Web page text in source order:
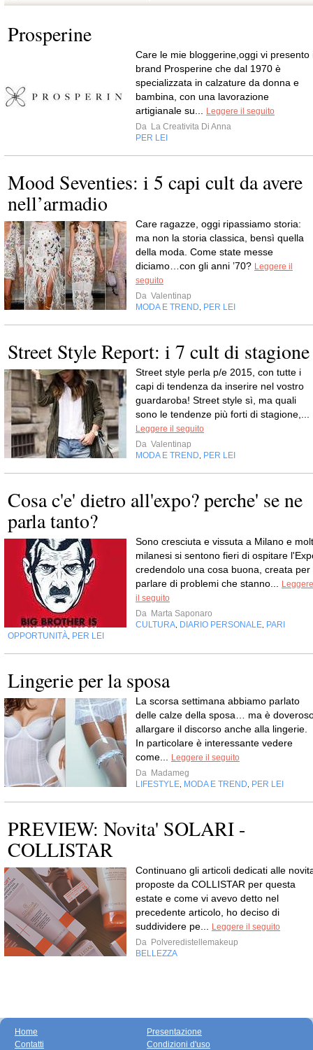
Prosperine
Care le mie bloggerine,oggi vi presento
brand Prosperine che dal 1970 è
specializzata in calzature da donna e
bambina, con una lavorazione
artigianale su...
Leggere il seguito
Da La Creativita Di Anna
PER LEI
Mood Seventies: i 5 capi cult da avere
nell’armadio
Care ragazze, oggi ripassiamo storia:
ma non la storia classica, bensì quella
della moda. Come state messe
diciamo…con gli anni ’70? Leggere il
seguito
Da Valentinap
MODA E TREND
PER LEI
Street Style Report: i 7 cult di stagione
Street style perla p/e 2015, con tutte i
capi di tendenza da inserire nel vostro
guardaroba! Street style sì, ma quali
sono le tendenze più forti di stagione,...
Leggere il seguito
Da Valentinap
MODA E TREND
PER LEI
Cosa c'e' dietro all'expo? perche' se ne
parla tanto?
Sono cresciuta e vissuta a Milano e
milanesi si sentono fieri di ospitare
credendolo una cosa buona, creata per
parlare di problemi che stanno...
Leggere
il seguito
Da Marta Saponaro
CULTURA DIARIO PERSONALE PARI
OPPORTUNITÀ PER LEI
Lingerie per la sposa
La scorsa settimana abbiamo parlato
delle calze della sposa… ma è
allargare il discorso anche alla lingerie.
In particolare è interessante vedere
come...
Leggere il seguito
Da Madameg
LIFESTYLE MODA E TREND PER LEI
PREVIEW: Novita' SOLARI -
COLLISTAR
Continuano gli articoli dedicati alle
proposte da COLLISTAR per questa
estate e come vi avevo detto nel
precedente articolo, ho deciso di
suddividere pe...
Leggere il seguito
Da Polveredistellemakeup
BELLEZZA
Home
Contatti
Presentazione
Condizioni d'uso